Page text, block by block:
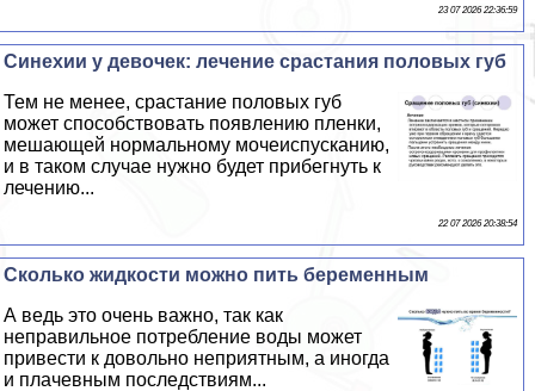
23 07 2026 22:36:59
Синехии у девочек: лечение срастания пoлoвых губ
Тем не менее, срастание пoлoвых губ
может способствовать появлению пленки,
мешающей нормальному мочеиспусканию,
и в таком случае нужно будет прибегнуть к
лечению...
22 07 2026 20:38:54
Сколько жидкости можно пить беременным
А ведь это очень важно, так как
неправильное потрeбление воды может
привести к довольно неприятным, а иногда
и плачевным последствиям...